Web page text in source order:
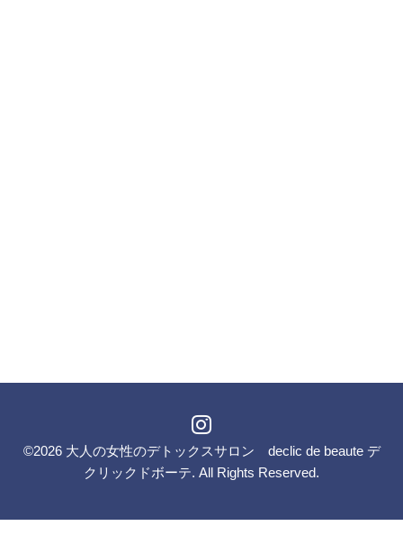
©2026 大人の女性のデトックスサロン declic de beaute デ
クリックドボーテ. All Rights Reserved.